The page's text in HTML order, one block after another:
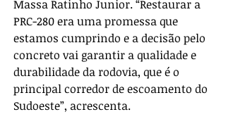
Massa Ratinho Junior. “Restaurar a
PRC-280 era uma promessa que
estamos cumprindo e a decisão pelo
concreto vai garantir a qualidade e
durabilidade da rodovia, que é o
principal corredor de escoamento do
Sudoeste”, acrescenta.